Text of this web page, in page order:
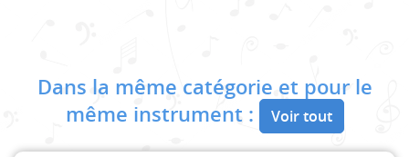
Dans la même catégorie et pour le
même instrument :
Voir tout